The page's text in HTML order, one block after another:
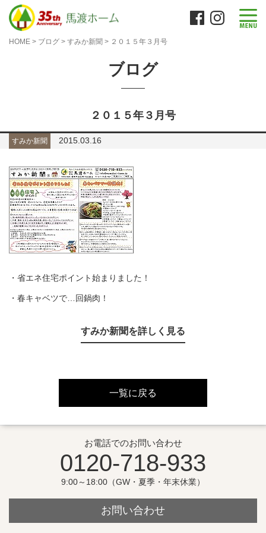
HOME > ブログ > すみか新聞 > ２０１５年３月号
ブログ
２０１５年３月号
すみか新聞 2015.03.16
・省エネ住宅ポイント始まりました！
・春キャベツで…回鍋肉！
すみか新聞を詳しく見る
一覧に戻る
お電話でのお問い合わせ
0120-718-933
9:00～18:00（GW・夏季・年末休業）
お問い合わせ